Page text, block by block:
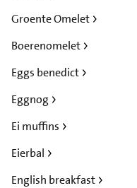
Groente Omelet
Boerenomelet
Eggs benedict
Eggnog
Ei muffins
Eierbal
English breakfast